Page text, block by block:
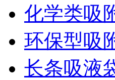
化学类吸
环保型吸
长条吸液